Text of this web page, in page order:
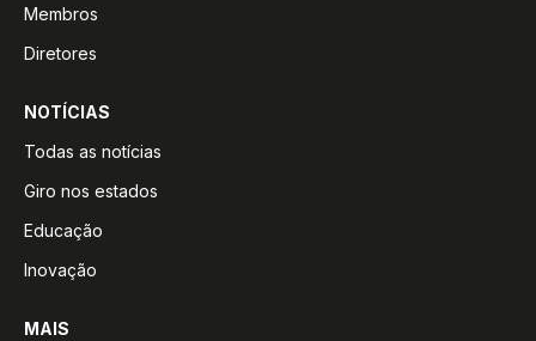
Membros
Diretores
NOTÍCIAS
Todas as notícias
Giro nos estados
Educação
Inovação
MAIS